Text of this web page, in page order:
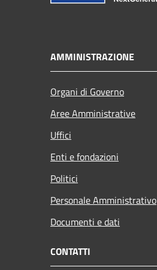
AMMINISTRAZIONE
Organi di Governo
Aree Amministrative
Uffici
Enti e fondazioni
Politici
Personale Amministrativo
Documenti e dati
CONTATTI